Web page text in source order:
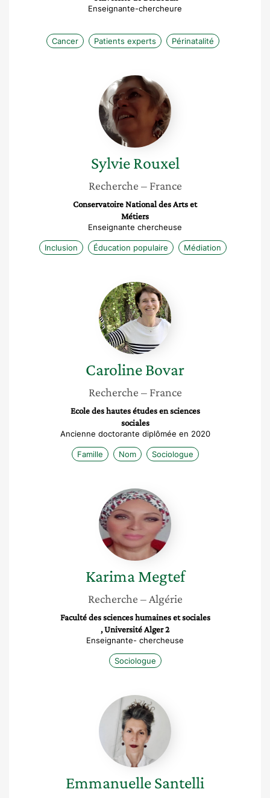
Enseignante-chercheure
Cancer Patients experts Périnatalité
Sylvie
Rouxel
Sylvie Rouxel
Recherche – France
Conservatoire National des Arts et
Métiers
Enseignante chercheuse
Inclusion Éducation populaire Médiation
Caroline
Bovar
CarolineBovar
Recherche – France
Ecole des hautes études en sciences
sociales
Ancienne doctorante diplômée en 2020
Famille Nom Sociologue
Karima
Megtef
Karima Megtef
Recherche – Algérie
Faculté des sciences humaines et sociales
, Université Alger 2
Enseignante- chercheuse
Sociologue
Emmanuelle
Santelli
EmmanuelleSantelli